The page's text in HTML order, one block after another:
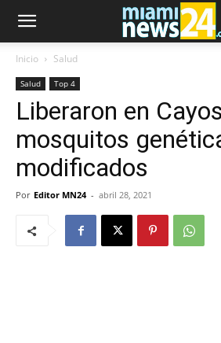
Inicio Salud
Salud Top 4
Liberaron en
mosquitos
modificados
Por Editor MN24 - abril 28, 2021